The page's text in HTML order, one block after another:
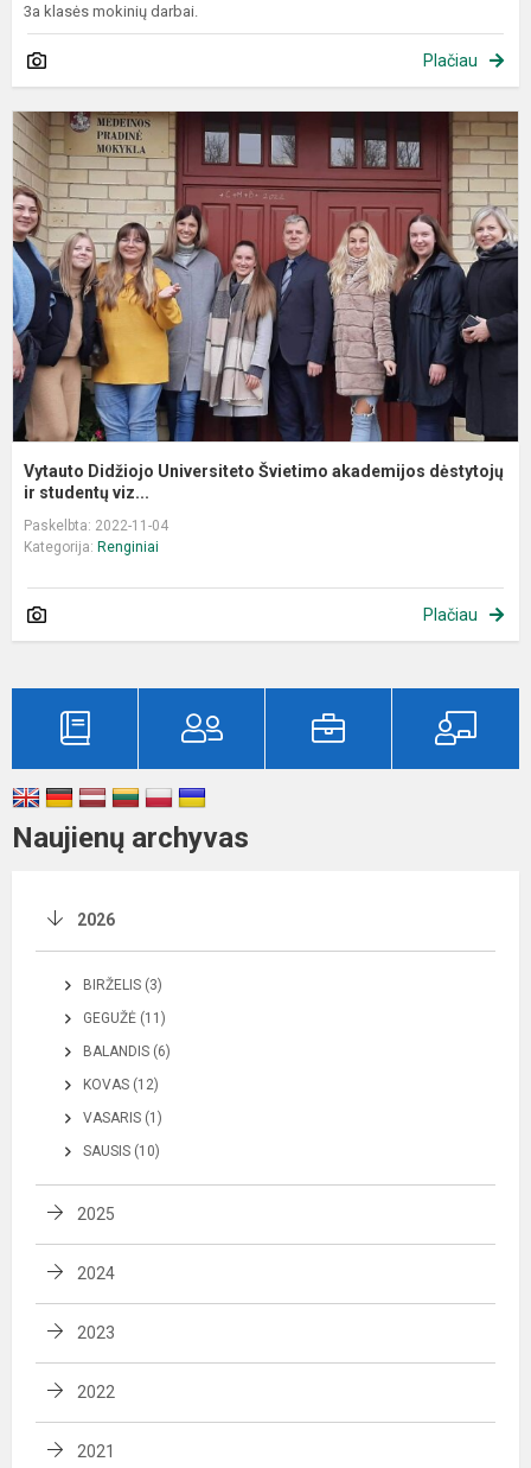
3a klasės mokinių darbai.
Plačiau
Vytauto Didžiojo Universiteto Švietimo akademijos dėstytojų
ir studentų viz...
Paskelbta: 2022-11-04
Kategorija: Renginiai
Plačiau
Naujienų archyvas
2026
BIRŽELIS (3)
GEGUŽĖ (11)
BALANDIS (6)
KOVAS (12)
VASARIS (1)
SAUSIS (10)
2025
2024
2023
2022
2021